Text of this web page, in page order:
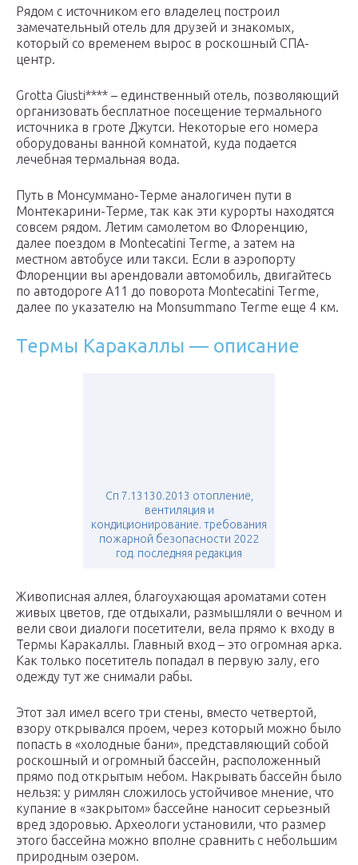
Рядом с источником его владелец построил
замечательный отель для друзей и знакомых,
который со временем вырос в роскошный СПА-
центр.
Grotta Giusti**** – единственный отель, позволяющий
организовать бесплатное посещение термального
источника в гроте Джутси. Некоторые его номера
оборудованы ванной комнатой, куда подается
лечебная термальная вода.
Путь в Монсуммано-Терме аналогичен пути в
Монтекарини-Терме, так как эти курорты находятся
совсем рядом. Летим самолетом во Флоренцию,
далее поездом в Montecatini Terme, а затем на
местном автобусе или такси. Если в аэропорту
Флоренции вы арендовали автомобиль, двигайтесь
по автодороге А11 до поворота Montecatini Terme,
далее по указателю на Monsummano Terme еще 4 км.
Термы Каракаллы — описание
Сп 7.13130.2013 отопление,
вентиляция и
кондиционирование. требования
пожарной безопасности 2022
год. последняя редакция
Живописная аллея, благоухающая ароматами сотен
живых цветов, где отдыхали, размышляли о вечном и
вели свои диалоги посетители, вела прямо к входу в
Термы Каракаллы. Главный вход – это огромная арка.
Как только посетитель попадал в первую залу, его
одежду тут же снимали рабы.
Этот зал имел всего три стены, вместо четвертой,
взору открывался проем, через который можно было
попасть в «холодные бани», представляющий собой
роскошный и огромный бассейн, расположенный
прямо под открытым небом. Накрывать бассейн было
нельзя: у римлян сложилось устойчивое мнение, что
купание в «закрытом» бассейне наносит серьезный
вред здоровью. Археологи установили, что размер
этого бассейна можно вполне сравнить с небольшим
природным озером.